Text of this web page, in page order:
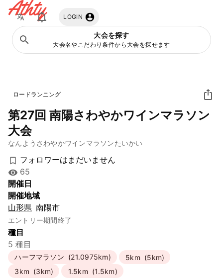
Athty LOGIN
大会を探す
大会名やこだわり条件から大会を探せます
ロードランニング
第27回 南陽さわやかワインマラソン
大会
なんようさわやかワインマラソンたいかい
フォロワーはまだいません
65
開催日
開催地域
山形県 南陽市
エントリー期間終了
種目
5 種目
ハーフマラソン (21.0975km) 5km (5km)
3km (3km) 1.5km (1.5km)